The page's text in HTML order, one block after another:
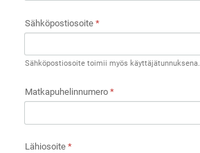
Sähköpostiosoite *
Sähköpostiosoite toimii myös käyttäjätunnuksena.
Matkapuhelinnumero *
Lähiosoite *